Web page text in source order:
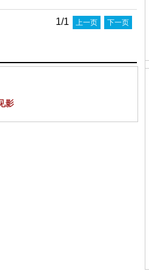
1/1 上一页 下一页
影